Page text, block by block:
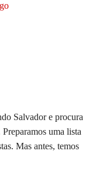
Salvador e procura
uma lista
Mas antes, temos